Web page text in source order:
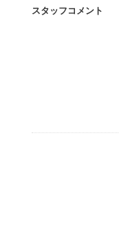
スタッフコメント